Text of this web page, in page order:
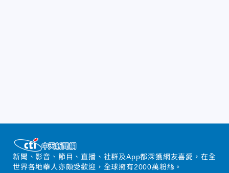
新聞、影音、節目、直播、社群及App都深獲網友喜愛，在全
世界各地華人亦頗受歡迎，全球擁有2000萬粉絲。